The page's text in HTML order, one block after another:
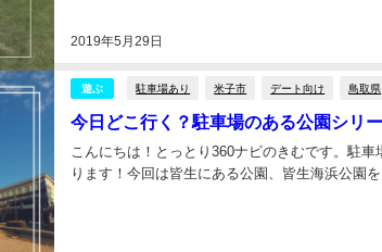
2019年5月29日
遊ぶ 駐車場あり 米子市 デート向け 鳥取県
今日どこ行く？駐車場のある公園シリ
こんにちは！とっとり360ナビのきむです。駐
ります！今回は皆生にある公園、皆生海浜公園を